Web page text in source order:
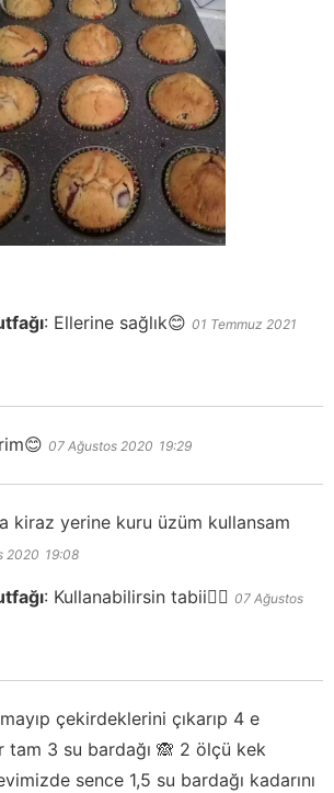
: Ellerine sağlık😊 01 Temmuz 2021
07 Ağustos 2020 19:29
kiraz yerine kuru üzüm kullansam
2020 19:08
: Kullanabilirsin tabii👍🏻 07 Ağustos
çekirdeklerini çıkarıp 4 e
tam 3 su bardağı 🙈 2 ölçü kek
sence 1,5 su bardağı kadarını